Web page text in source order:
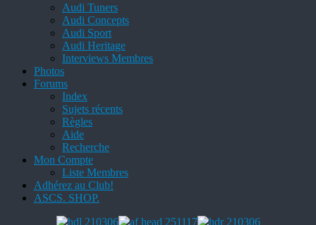
Audi Tuners
Audi Concepts
Audi Sport
Audi Heritage
Interviews Membres
Photos
Forums
Index
Sujets récents
Règles
Aide
Recherche
Mon Compte
Liste Membres
Adhérez au Club!
ASCS. SHOP.